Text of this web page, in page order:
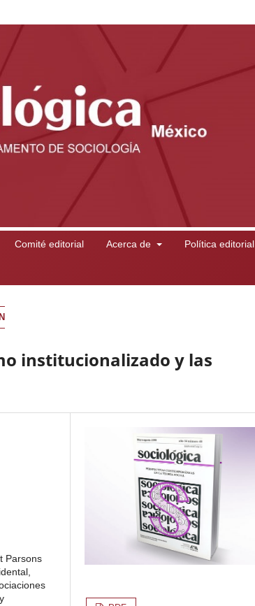
Comité editorial Acerca de Política editorial
institucionalizado y las
Parsons